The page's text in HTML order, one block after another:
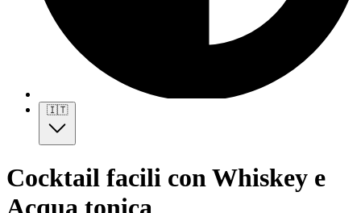
🇮🇹
Cocktail facili con Whiskey e
Acqua tonica